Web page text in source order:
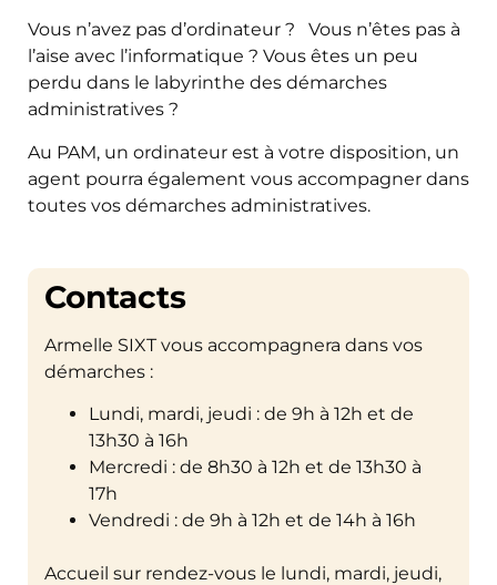
Vous n’avez pas d’ordinateur ? Vous n’êtes pas à
l’aise avec l’informatique ? Vous êtes un peu
perdu dans le labyrinthe des démarches
administratives ?
Au PAM, un ordinateur est à votre disposition, un
agent pourra également vous accompagner dans
toutes vos démarches administratives.
Contacts
Armelle SIXT vous accompagnera dans vos
démarches :
Lundi, mardi, jeudi : de 9h à 12h et de
13h30 à 16h
Mercredi : de 8h30 à 12h et de 13h30 à
17h
Vendredi : de 9h à 12h et de 14h à 16h
Accueil sur rendez-vous le lundi, mardi, jeudi,